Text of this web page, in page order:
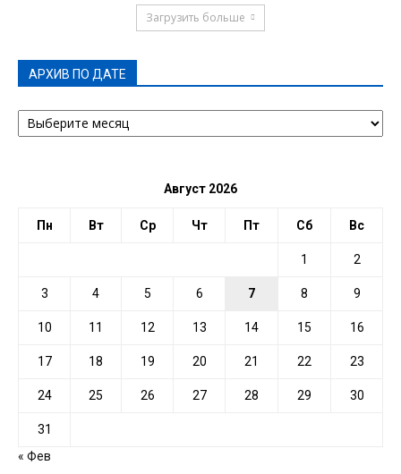
Загрузить больше
АРХИВ ПО ДАТЕ
АРХИВ
ПО
Август 2026
Пн Вт Ср Чт Пт Сб Вс
1 2
3 4 5 6 7 8 9
10 11 12 13 14 15 16
17 18 19 20 21 22 23
24 25 26 27 28 29 30
31
« Фев